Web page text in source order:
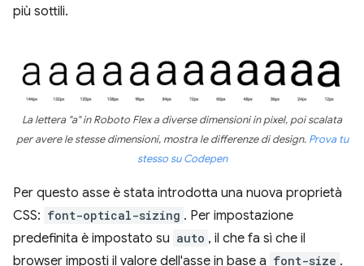
più sottili.
La lettera "a" in Roboto Flex a diverse dimensioni in pixel, poi scalata
per avere le stesse dimensioni, mostra le differenze di design. Prova tu
stesso su Codepen
Per questo asse è stata introdotta una nuova proprietà
CSS: font-optical-sizing . Per impostazione
predefinita è impostato su auto , il che fa sì che il
browser imposti il valore dell'asse in base a font-size .